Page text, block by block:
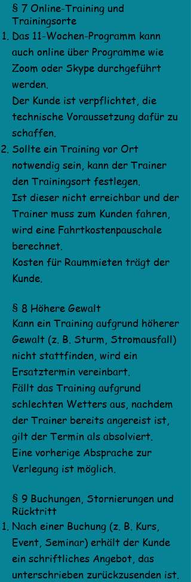
§ 7 Online-Training und
Trainingsorte
Das 11-Wochen-Programm kann
auch online über Programme wie
Zoom oder Skype durchgeführt
werden.
Der Kunde ist verpflichtet, die
technische Voraussetzung dafür zu
schaffen.
Sollte ein Training vor Ort
notwendig sein, kann der Trainer
den Trainingsort festlegen.
Ist dieser nicht erreichbar und der
Trainer muss zum Kunden fahren,
wird eine Fahrtkostenpauschale
berechnet.
Kosten für Raummieten trägt der
Kunde.
§ 8 Höhere Gewalt
Kann ein Training aufgrund höherer
Gewalt (z. B. Sturm, Stromausfall)
nicht stattfinden, wird ein
Ersatztermin vereinbart.
Fällt das Training aufgrund
schlechten Wetters aus, nachdem
der Trainer bereits angereist ist,
gilt der Termin als absolviert.
Eine vorherige Absprache zur
Verlegung ist möglich.
§ 9 Buchungen, Stornierungen und
Rücktritt
Nach einer Buchung (z. B. Kurs,
Event, Seminar) erhält der Kunde
ein schriftliches Angebot, das
unterschrieben zurückzusenden ist.